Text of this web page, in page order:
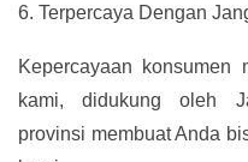
6. Terpercaya Dengan
Kepercayaan konsumen
kami, didukung oleh
provinsi membuat Anda